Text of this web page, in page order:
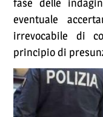
eventuale
irrevocabile di
principio di